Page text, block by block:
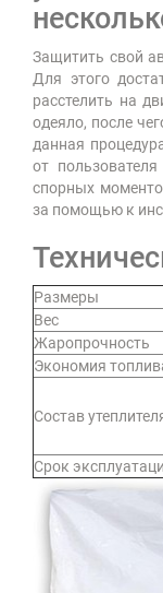
Защитить свой
Для этого
расстелить на
одеяло, после
данная
от
спорных
за помощью к
Размеры
Вес
Жаропрочность
Экономия
Состав
Срок